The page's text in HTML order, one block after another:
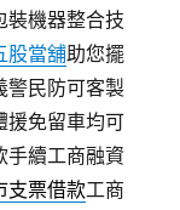
裝機器整合技
股當舖助您擺
警民防可客製
援免留車均可
手續工商融資
支票借款工商